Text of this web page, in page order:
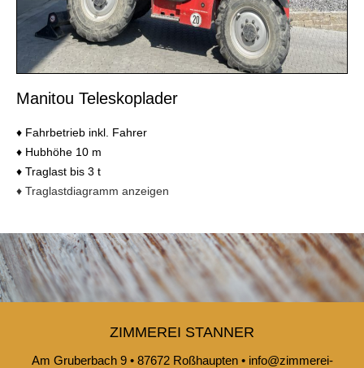
Manitou Teleskoplader
♦ Fahrbetrieb inkl. Fahrer
♦ Hubhöhe 10 m
♦ Traglast bis 3 t
♦ Traglastdiagramm anzeigen
ZIMMEREI STANNER
Am Gruberbach 9 • 87672 Roßhaupten • info@zimmerei-